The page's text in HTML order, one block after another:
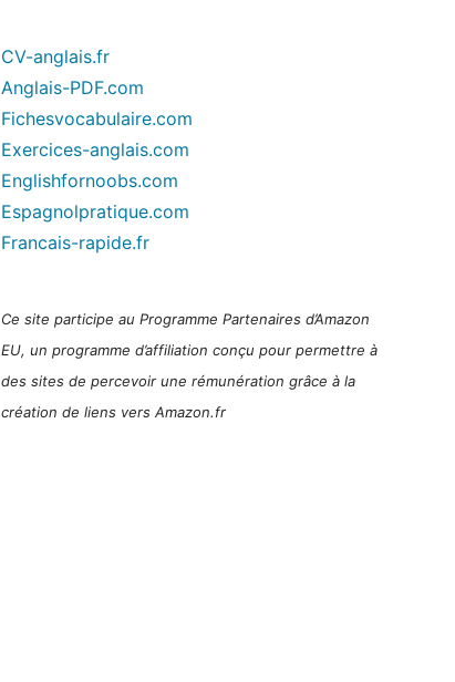
CV-anglais.fr
Anglais-PDF.com
Fichesvocabulaire.com
Exercices-anglais.com
Englishfornoobs.com
Espagnolpratique.com
Francais-rapide.fr
Ce site participe au Programme Partenaires d’Amazon
EU, un programme d’affiliation conçu pour permettre à
des sites de percevoir une rémunération grâce à la
création de liens vers Amazon.fr